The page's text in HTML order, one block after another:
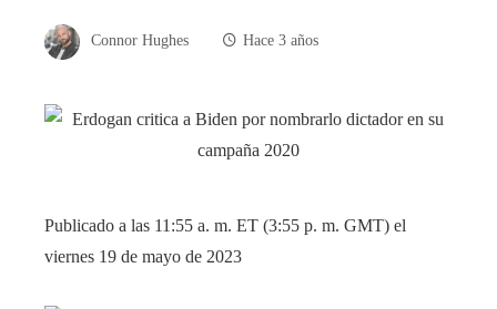
Connor Hughes Hace 3 años
Publicado a las 11:55 a. m. ET (3:55 p. m. GMT) el
viernes 19 de mayo de 2023